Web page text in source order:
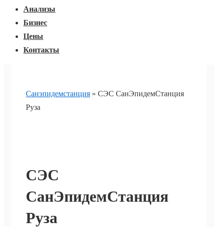
Анализы
Бизнес
Цены
Контакты
Санэпидемстанция » СЭС СанЭпидемСтанция
Руза
СЭС
СанЭпидемСтанция
Руза